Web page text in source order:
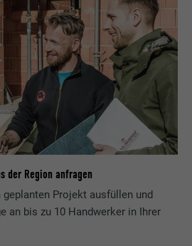
der Region anfragen
geplanten Projekt ausfüllen und
an bis zu 10 Handwerker in Ihrer